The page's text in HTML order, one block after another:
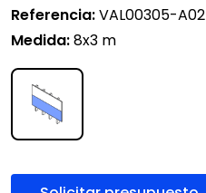
Referencia:VAL00305-A02
Medida:8x3 m